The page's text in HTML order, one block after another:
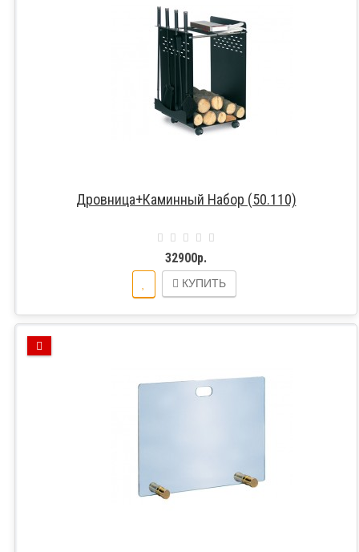
Дровница+Каминный Набор (50.110)
32900р.
КУПИТЬ